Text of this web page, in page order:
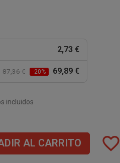
2,73 €
87,36 € -20% 69,89 €
incluidos
AL CARRITO favorite_border